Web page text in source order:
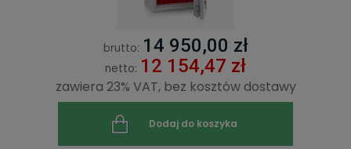
brutto: 14 950,00 zł
netto: 12 154,47 zł
zawiera 23% VAT, bez kosztów dostawy
Dodaj do koszyka